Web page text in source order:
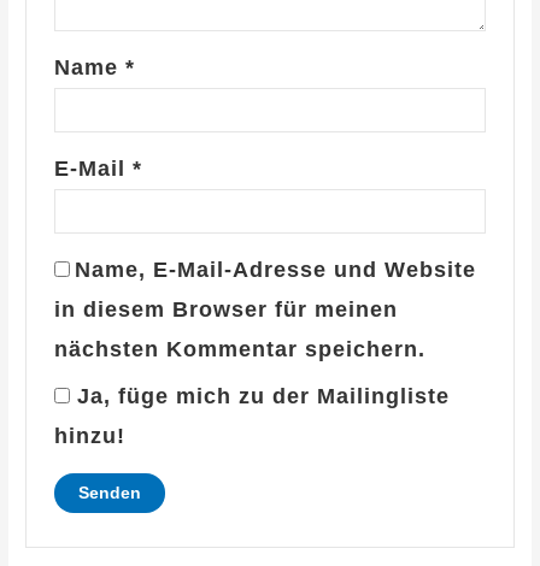
Name *
E-Mail *
Name, E-Mail-Adresse und Website
in diesem Browser für meinen
nächsten Kommentar speichern.
Ja, füge mich zu der Mailingliste
hinzu!